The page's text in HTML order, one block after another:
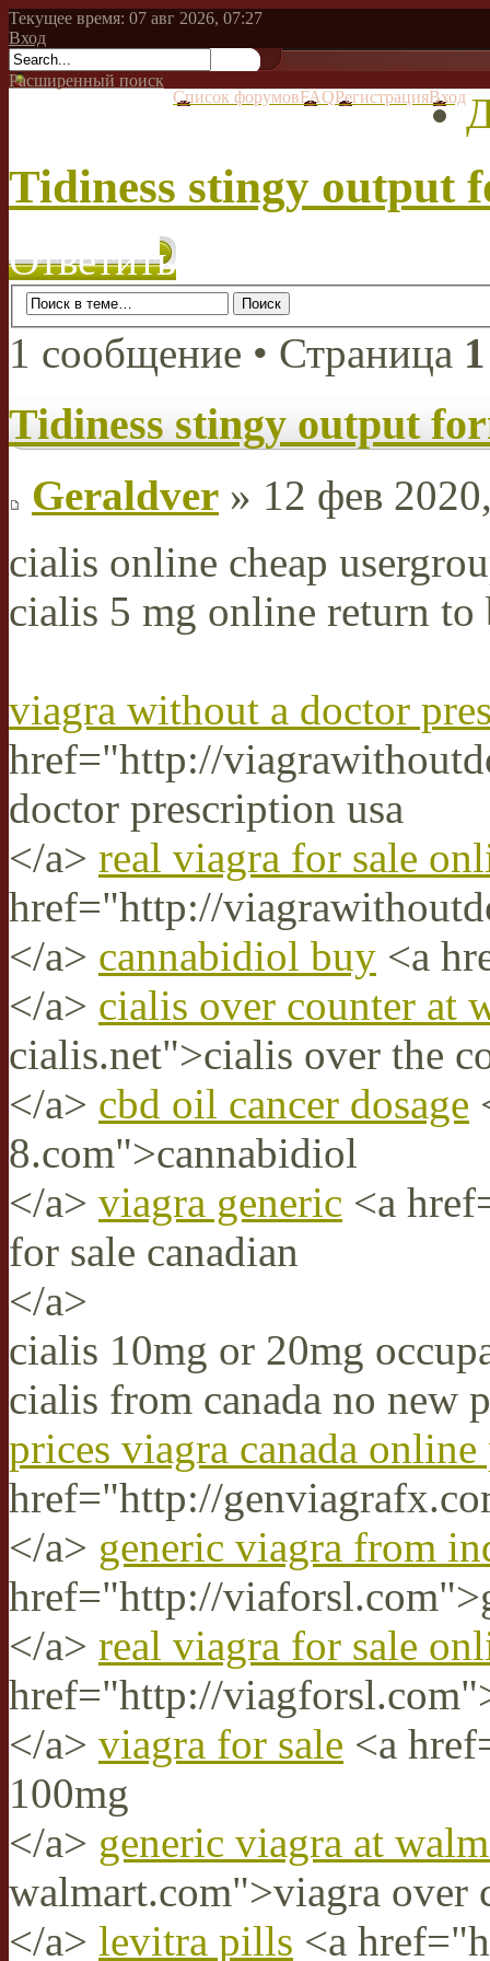
Текущее время: 07 авг 2026, 07:27
Вход
Расширенный поиск
Список форумовFAQРегистрацияВход
Tidiness stingy output
Ответить
1 сообщение • Страница 1
Tidiness stingy output
Geraldver » 12 фев
cialis online cheap
cialis 5 mg online return to
viagra without a doctor
href="http://
doctor prescription usa
</a> real viagra for sale
href="http://
</a> cannabidiol buy <a
</a> cialis over counter at
cialis.net">cialis over the
</a> cbd oil cancer dosage
8.com">cannabidiol
</a> viagra generic <a
for sale canadian
</a>
cialis 10mg or 20mg
cialis from canada no new
prices viagra canada online
href="http://
</a> generic viagra from
href="http://
</a> real viagra for sale
href="http://
</a> viagra for sale <a
100mg
</a> generic viagra at
walmart.com">viagra over
</a> levitra pills <a